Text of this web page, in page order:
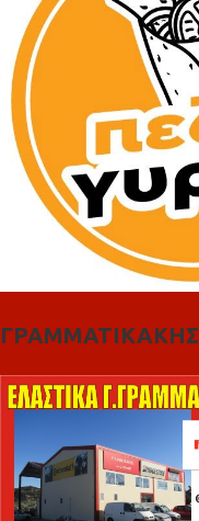
ΓΡΑΜΜΑΤΙΚΑΚΗΣ